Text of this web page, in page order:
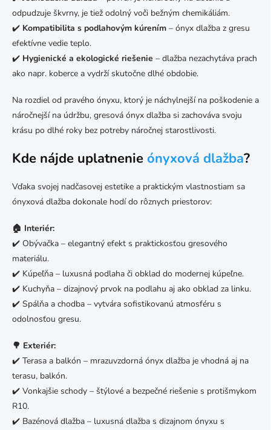
odpudzuje škvrny, je tiež odolný voči bežným chemikáliám.
✔️ Kompatibilita s podlahovým kúrením – ónyx dlažba z gresu
efektívne vedie teplo.
✔️ Hygienické a ekologické riešenie – dlažba nezachytáva prach
ako napr. koberce a vydrží skutočne dlhé obdobie.
Na rozdiel od pravého ónyxu, ktorý je náchylnejší na poškodenie a
náročnejší na údržbu, gresová ónyx dlažba si zachováva svoju
krásu po dlhé roky bez potreby náročnej starostlivosti.
Kde nájde uplatnenie ónyxová dlažba?
Vďaka svojej nadčasovej estetike a praktickým vlastnostiam sa
ónyxová dlažba dokonale hodí do rôznych priestorov:
🏠 Interiér:
✔️ Obývačka – elegantný efekt s praktickosťou gresového
materiálu.
✔️ Kúpeľňa – luxusná podlaha či obklad do modernej kúpeľne.
✔️ Kuchyňa – dizajnový prvok na podlahu aj ako obklad za linku.
✔️ Spálňa a chodba – vytvára sofistikovanú atmosféru s
odolnosťou gresu.
🌳 Exteriér:
✔️ Terasa a balkón – mrazuvzdorná ónyx dlažba je vhodná aj na
terasu, balkón.
✔️ Vonkajšie schody – štýlové a bezpečné riešenie s protišmykom
R10.
✔️ Bazénová dlažba – luxusná dlažba s dizajnom ónyxu s